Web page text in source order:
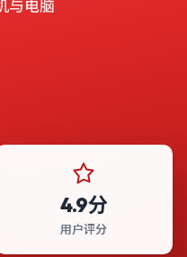
与电脑
4.9分
用户评分